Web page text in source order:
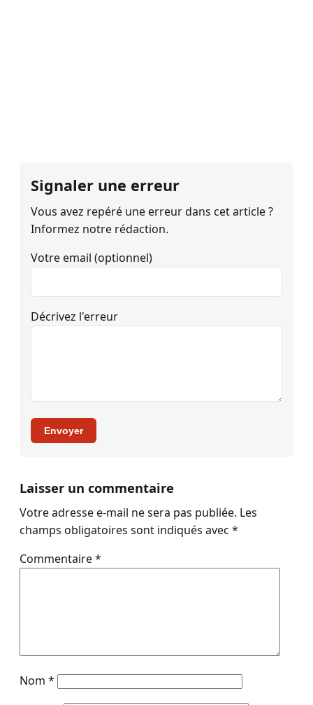
Signaler une erreur
Vous avez repéré une erreur dans cet article ?
Informez notre rédaction.
Votre email (optionnel)
Décrivez l'erreur
Envoyer
Laisser un commentaire
Votre adresse e-mail ne sera pas publiée. Les
champs obligatoires sont indiqués avec *
Commentaire*
Nom *